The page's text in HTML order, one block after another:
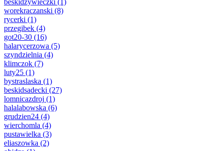
beskidzywieczki (1)
worekraczanski (8)
rycerki (1)
przegibek (4)
got20-30 (16)
halarycerzowa (5)
szyndzielnia (4)
klimczok (7)
luty25 (1)
bystraslaska (1)
beskidsadecki (27)
lomnicazdroj (1)
halalabowska (6)
grudzien24 (4)
wierchomla (4)
pustawielka (3)
eliaszowka (2)